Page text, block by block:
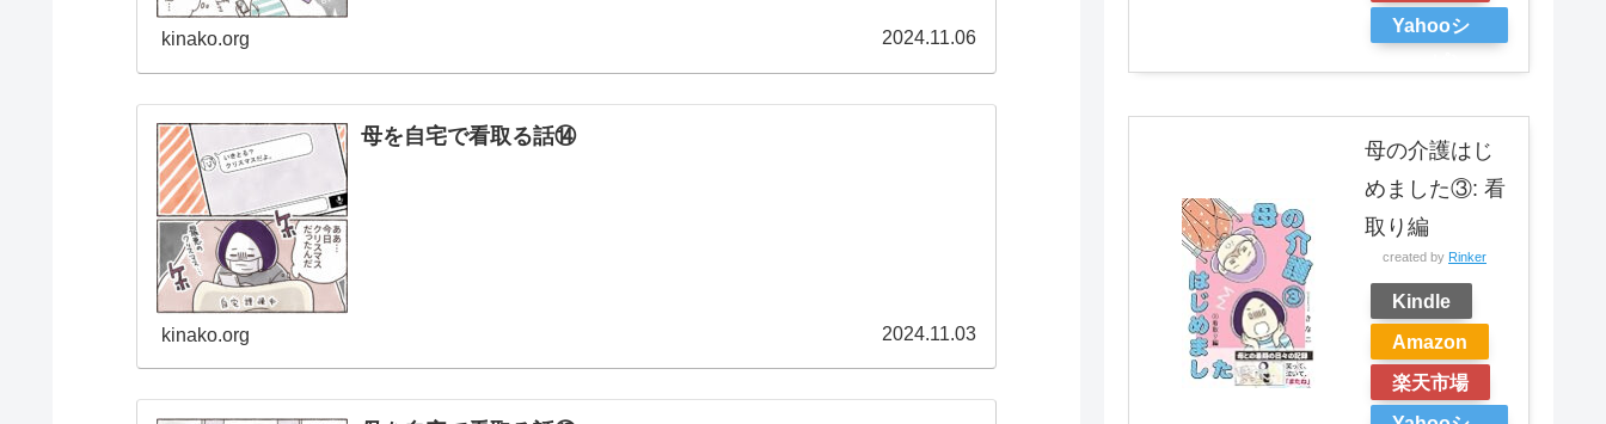
kinako.org 2024.11.06
母を自宅で看取る話⑭
kinako.org 2024.11.03
Yahooシ
母の介護はじ
めました③: 看
取り編
created by Rinker
Kindle
Amazon
楽天市場